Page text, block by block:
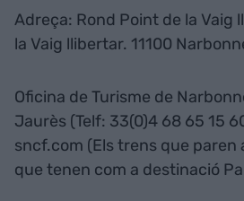
Adreça: Rond Point de la Vaig
la Vaig llibertar. 11100
Oficina de Turisme de
Jaurès (Telf: 33(0)4 68 65 15
sncf.com (Els trens que paren
que tenen com a destinació